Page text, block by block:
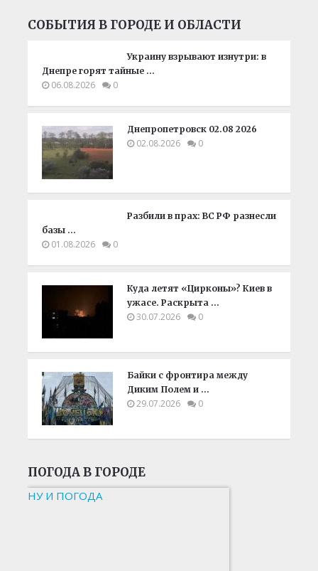
СОБЫТИЯ В ГОРОДЕ И ОБЛАСТИ
Украину взрывают изнутри: в
Днепре горят тайные …
06.08.2026 0
Днепропетровск 02.08 2026
02.08.2026 0
Разбили в прах: ВС РФ разнесли
базы …
01.08.2026 0
Куда летят «Цирконы»? Киев в
ужасе. Раскрыта …
30.07.2026 0
Байки с фронтира между
Диким Полем и …
29.07.2026 0
ПОГОДА В ГОРОДЕ
НУ И ПОГОДА